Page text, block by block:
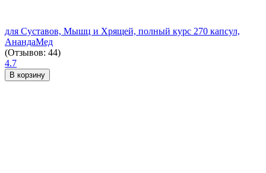
для Суставов, Мышц и Хрящей, полный курс 270 капсул,
АнандаМед
(Отзывов: 44)
4.7
В корзину